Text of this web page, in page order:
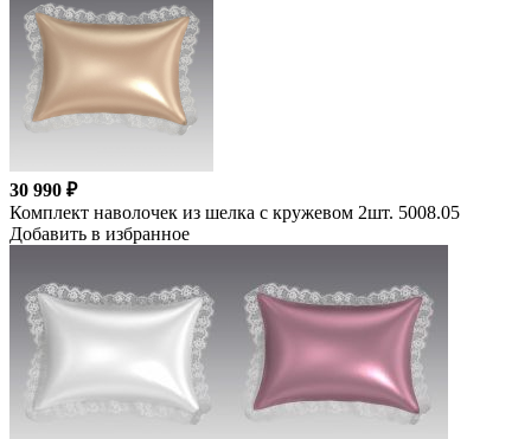
30 990 ₽
Комплект наволочек из шелка с кружевом 2шт. 5008.05
Добавить в избранное